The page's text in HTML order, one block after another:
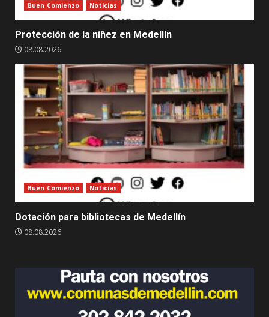
Buen Comienzo Noticias
Protección de la niñez en Medellín
08.08.2026
Buen Comienzo Noticias
Dotación para bibliotecas de Medellín
08.08.2026